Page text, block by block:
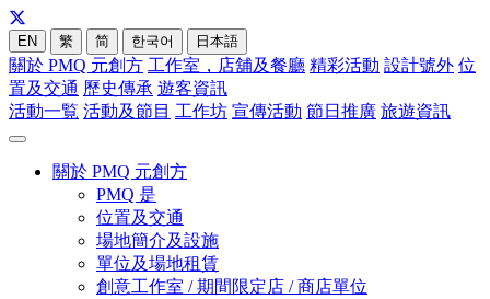
EN 繁 简 한국어 日本語
關於 PMQ 元創方 工作室，店舖及餐廳 精彩活動 設計號外 位
置及交通 歷史傳承 遊客資訊
活動一覧 活動及節目 工作坊 宣傳活動 節日推廣 旅遊資訊
關於 PMQ 元創方
PMQ 是
位置及交通
場地簡介及設施
單位及場地租賃
創意工作室 / 期間限定店 / 商店單位